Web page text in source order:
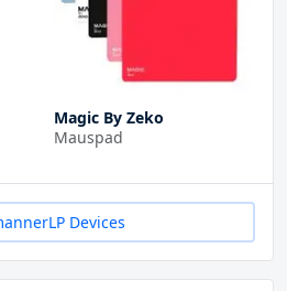
Magic By Zeko
Mauspad
Devices